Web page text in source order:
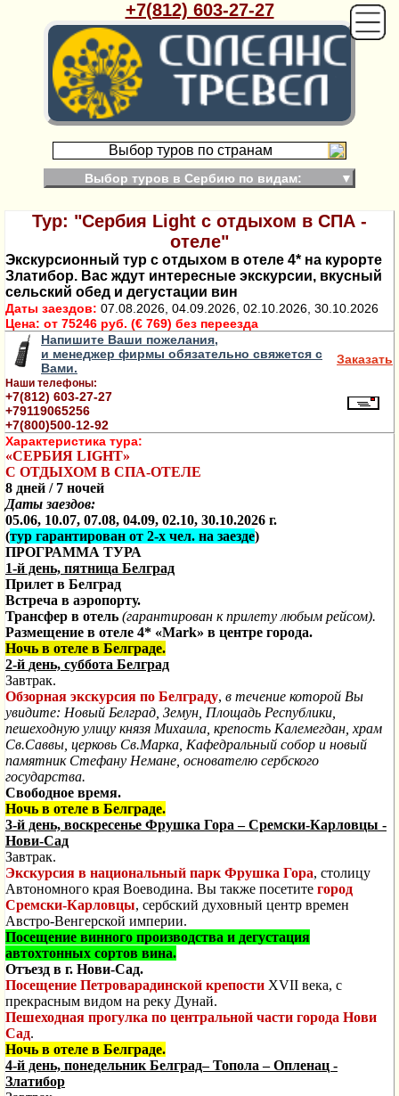
+7(812) 603-27-27
Выбор туров по странам
Выбор туров в Сербию по видам: ▼
Тур: "Сербия Light с отдыхом в СПА -
отеле"
Экскурсионный тур с отдыхом в отеле 4* на курорте
Златибор. Вас ждут интересные экскурсии, вкусный
сельский обед и дегустации вин
Даты заездов: 07.08.2026, 04.09.2026, 02.10.2026, 30.10.2026
Цена: от 75246 руб. (€ 769) без переезда
Напишите Ваши пожелания,
и менеджер фирмы обязательно свяжется с
Вами.
Наши телефоны:
+7(812) 603-27-27
+79119065256
+7(800)500-12-92
Заказать
Характеристика тура:
«СЕРБИЯ LIGHT»
С ОТДЫХОМ В СПА-ОТЕЛЕ
8 дней / 7 ночей
Даты заездов:
05.06, 10.07, 07.08, 04.09, 02.10, 30.10.2026 г.
(тур гарантирован от 2-х чел. на заезде)
ПРОГРАММА ТУРА
1-й день, пятница Белград
Прилет в Белград
Встреча в аэропорту.
Трансфер в отель (гарантирован к прилету любым рейсом).
Размещение в отеле 4* «Mark» в центре города.
Ночь в отеле в Белграде.
2-й день, суббота Белград
Завтрак.
Обзорная экскурсия по Белграду, в течение которой Вы
увидите: Новый Белград, Земун, Площадь Республики,
пешеходную улицу князя Михаила, крепость Калемегдан, храм
Св.Саввы, церковь Св.Марка, Кафедральный собор и новый
памятник Стефану Немане, основателю сербского
государства.
Свободное время.
Ночь в отеле в Белграде.
3-й день, воскресенье Фрушка Гора – Сремски-Карловцы -
Нови-Сад
Завтрак.
Экскурсия в национальный парк Фрушка Гора, столицу
Автономного края Воеводина. Вы также посетите город
Сремски-Карловцы, сербский духовный центр времен
Австро-Венгерской империи.
Посещение винного производства и дегустация
автохтонных сортов вина.
Отъезд в г. Нови-Сад.
Посещение Петроварадинской крепости XVII века, с
прекрасным видом на реку Дунай.
Пешеходная прогулка по центральной части города Нови
Сад.
Ночь в отеле в Белграде.
4-й день, понедельник Белград– Топола – Опленац -
Златибор